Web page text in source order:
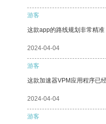
游客
这款app的路线规划非常精准
2024-04-04
游客
这款加速器VPM应用程序已
2024-04-04
游客